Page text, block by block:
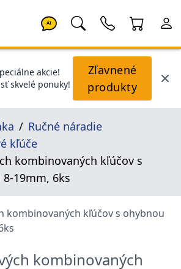
AI
akcie!
skvelé ponuky!
Zľavnené
produkty
Ručné náradie
kľúče
kombinovaných kľúčov s
19mm, 6ks
kombinovaných